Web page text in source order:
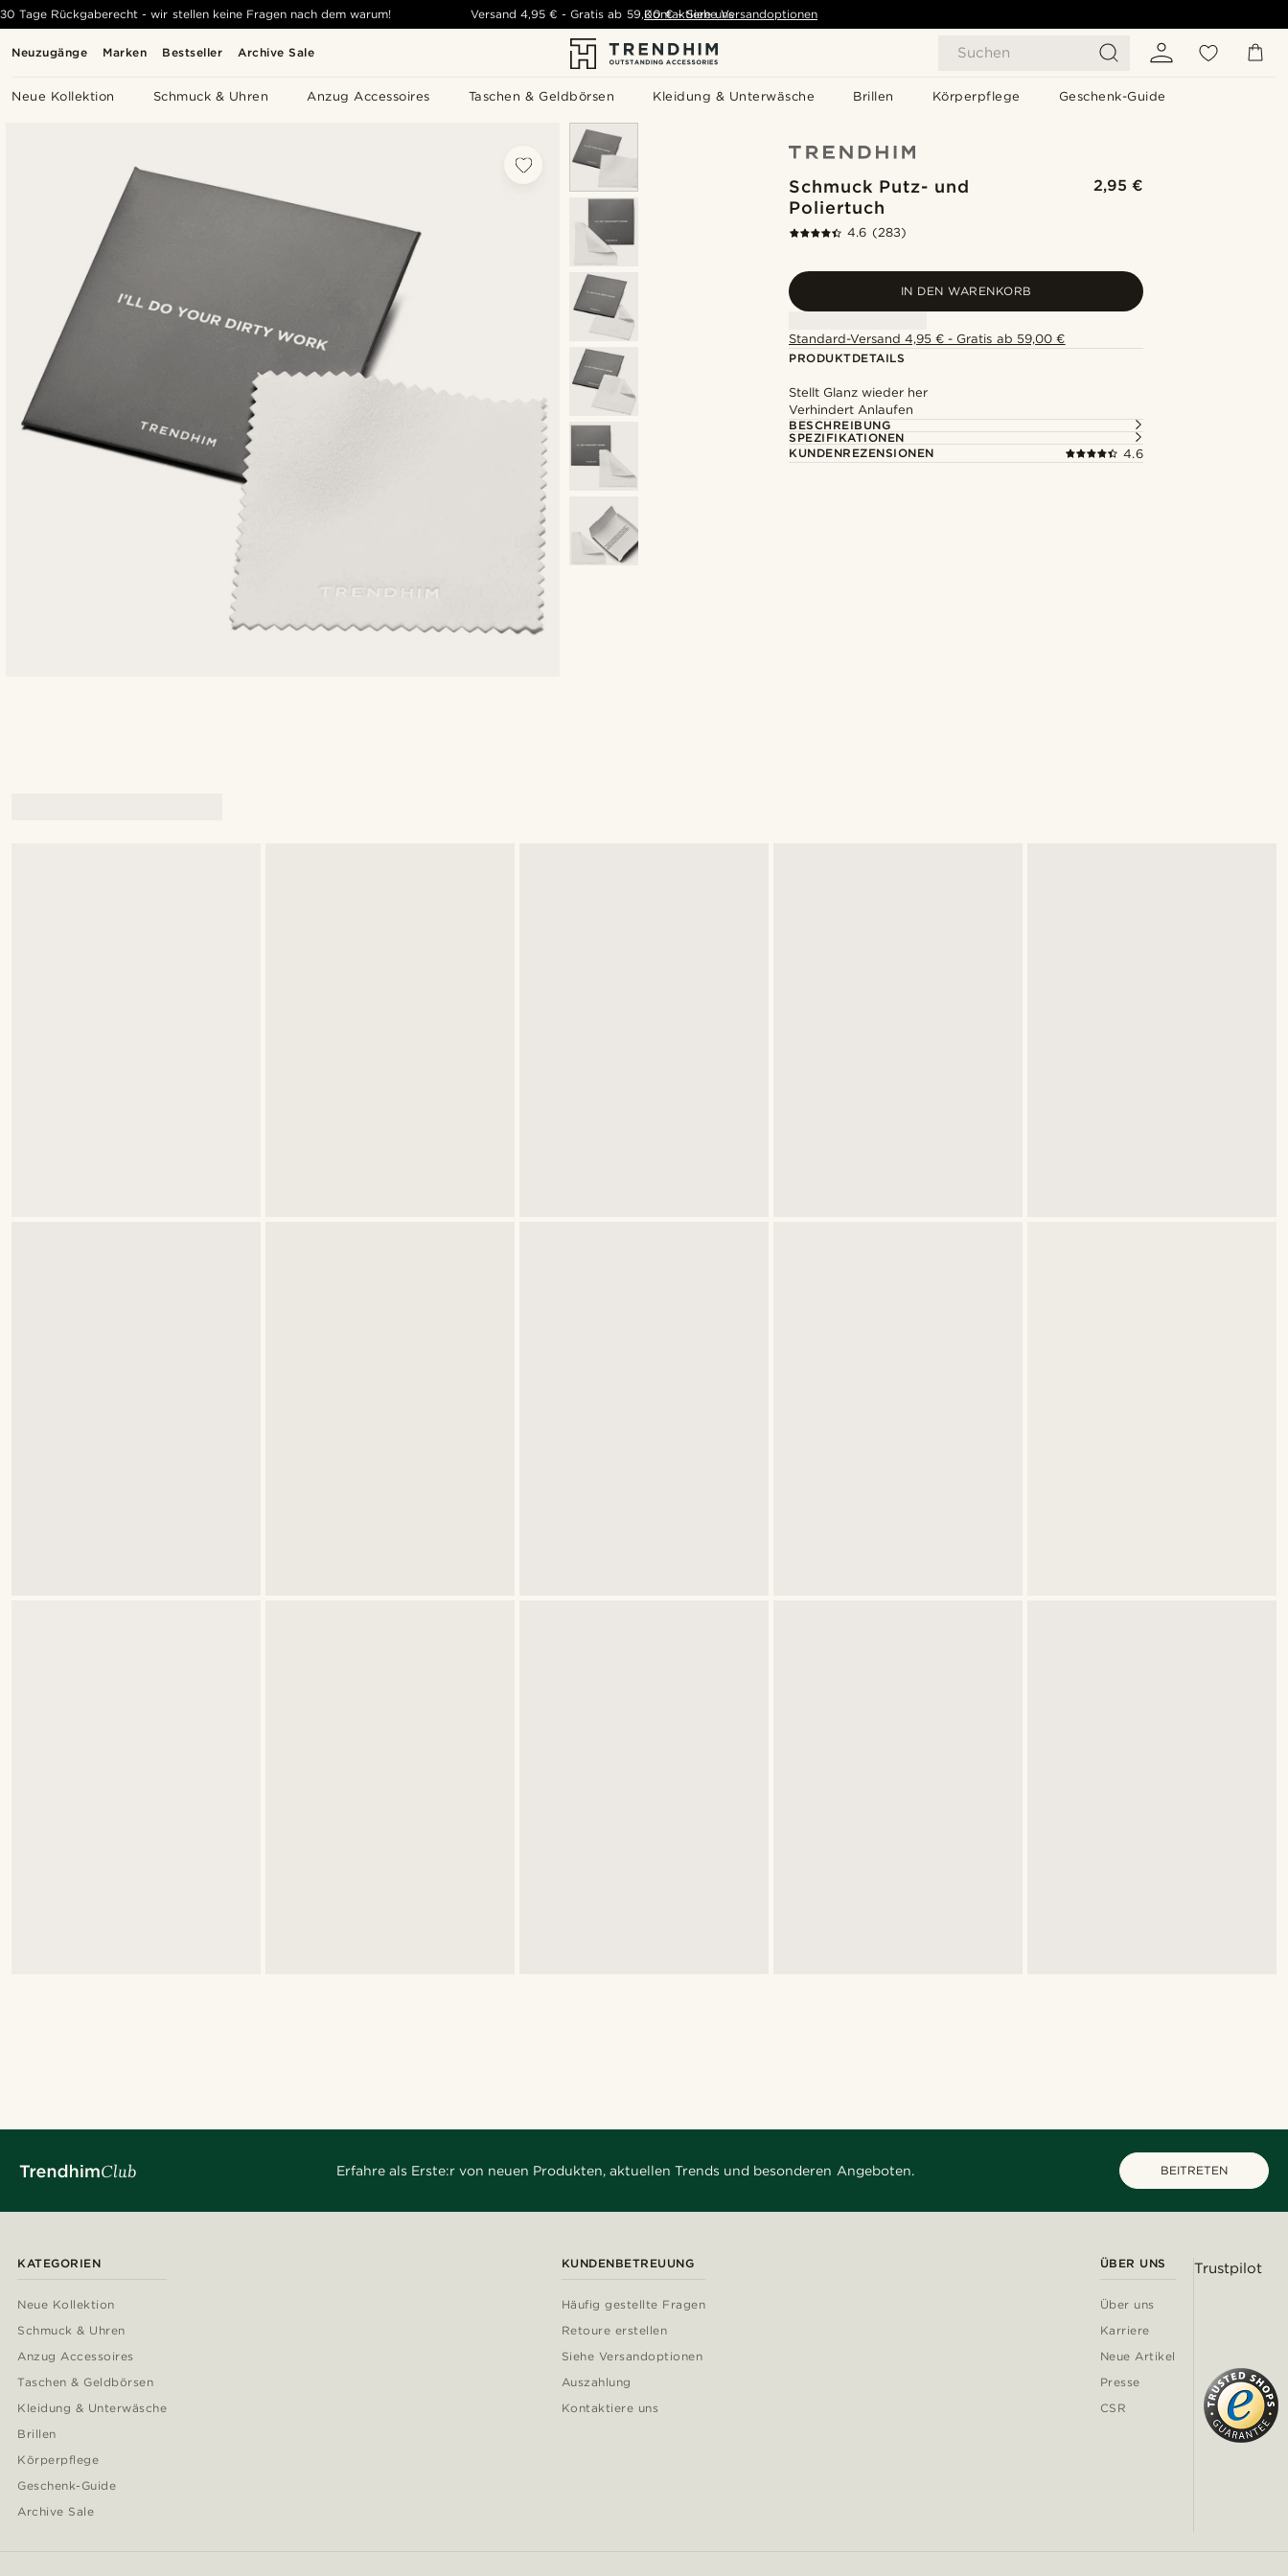
Neuzugänge Marken Bestseller Archive Sale Suchen
Neue Kollektion Schmuck & Uhren Anzug Accessoires Taschen & Geldbörsen Kleidung & Unterwäsche Brillen Körperpflege Geschenk-Guide
30 Tage Rückgaberecht - wir stellen keine Fragen nach dem warum! Versand 4,95 € -Gratis ab 59,00 € - Siehe Versandoptionen
Kontaktiere uns
Schmuck Putz- und
Poliertuch
2,95 €
4.6 (283)
IN DEN WARENKORB
Standard-Versand 4,95 € - Gratis ab 59,00 €
PRODUKTDETAILS
Stellt Glanz wieder her
Verhindert Anlaufen
BESCHREIBUNG
SPEZIFIKATIONEN
KUNDENREZENSIONEN
4.6
Erfahre als Erste:r von neuen Produkten, aktuellen Trends und besonderen Angeboten. BEITRETEN
KATEGORIEN
Neue Kollektion
Schmuck & Uhren
Anzug Accessoires
Taschen & Geldbörsen
Kleidung & Unterwäsche
Brillen
Körperpflege
Geschenk-Guide
Archive Sale
KUNDENBETREUUNG
Häufig gestellte Fragen
Retoure erstellen
Siehe Versandoptionen
Auszahlung
Kontaktiere uns
ÜBER UNS
Über uns
Karriere
Neue Artikel
Presse
CSR
Trustpilot